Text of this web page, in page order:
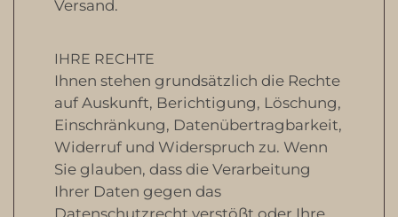
Versand.
IHRE RECHTE
Ihnen stehen grundsätzlich die Rechte
auf Auskunft, Berichtigung, Löschung,
Einschränkung, Datenübertragbarkeit,
Widerruf und Widerspruch zu. Wenn
Sie glauben, dass die Verarbeitung
Ihrer Daten gegen das
Datenschutzrecht verstößt oder Ihre